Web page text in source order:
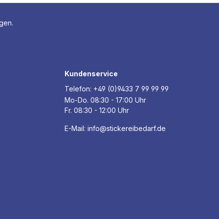
Kundenservice
Telefon: +49 (0)9433 7 99 99 99
Mo-Do. 08:30 - 17:00 Uhr
Fr. 08:30 - 12:00 Uhr
E-Mail: info@stickereibedarf.de